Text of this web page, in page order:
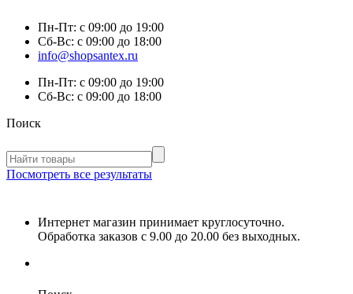
Пн-Пт: с 09:00 до 19:00
Сб-Вс: с 09:00 до 18:00
info@shopsantex.ru
Пн-Пт: с 09:00 до 19:00
Сб-Вс: с 09:00 до 18:00
Поиск
Посмотреть все результаты
Интернет магазин принимает круглосуточно.
Обработка заказов с 9.00 до 20.00 без выходных.